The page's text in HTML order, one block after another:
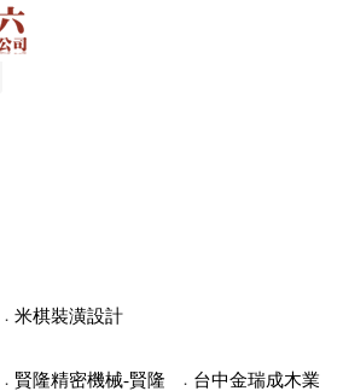
． 米棋裝潢設計
． 賢隆精密機械-賢隆
． 台中金瑞成木業